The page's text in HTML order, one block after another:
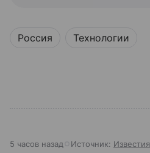
Россия Технологии
5 часов назад Источник: Известия